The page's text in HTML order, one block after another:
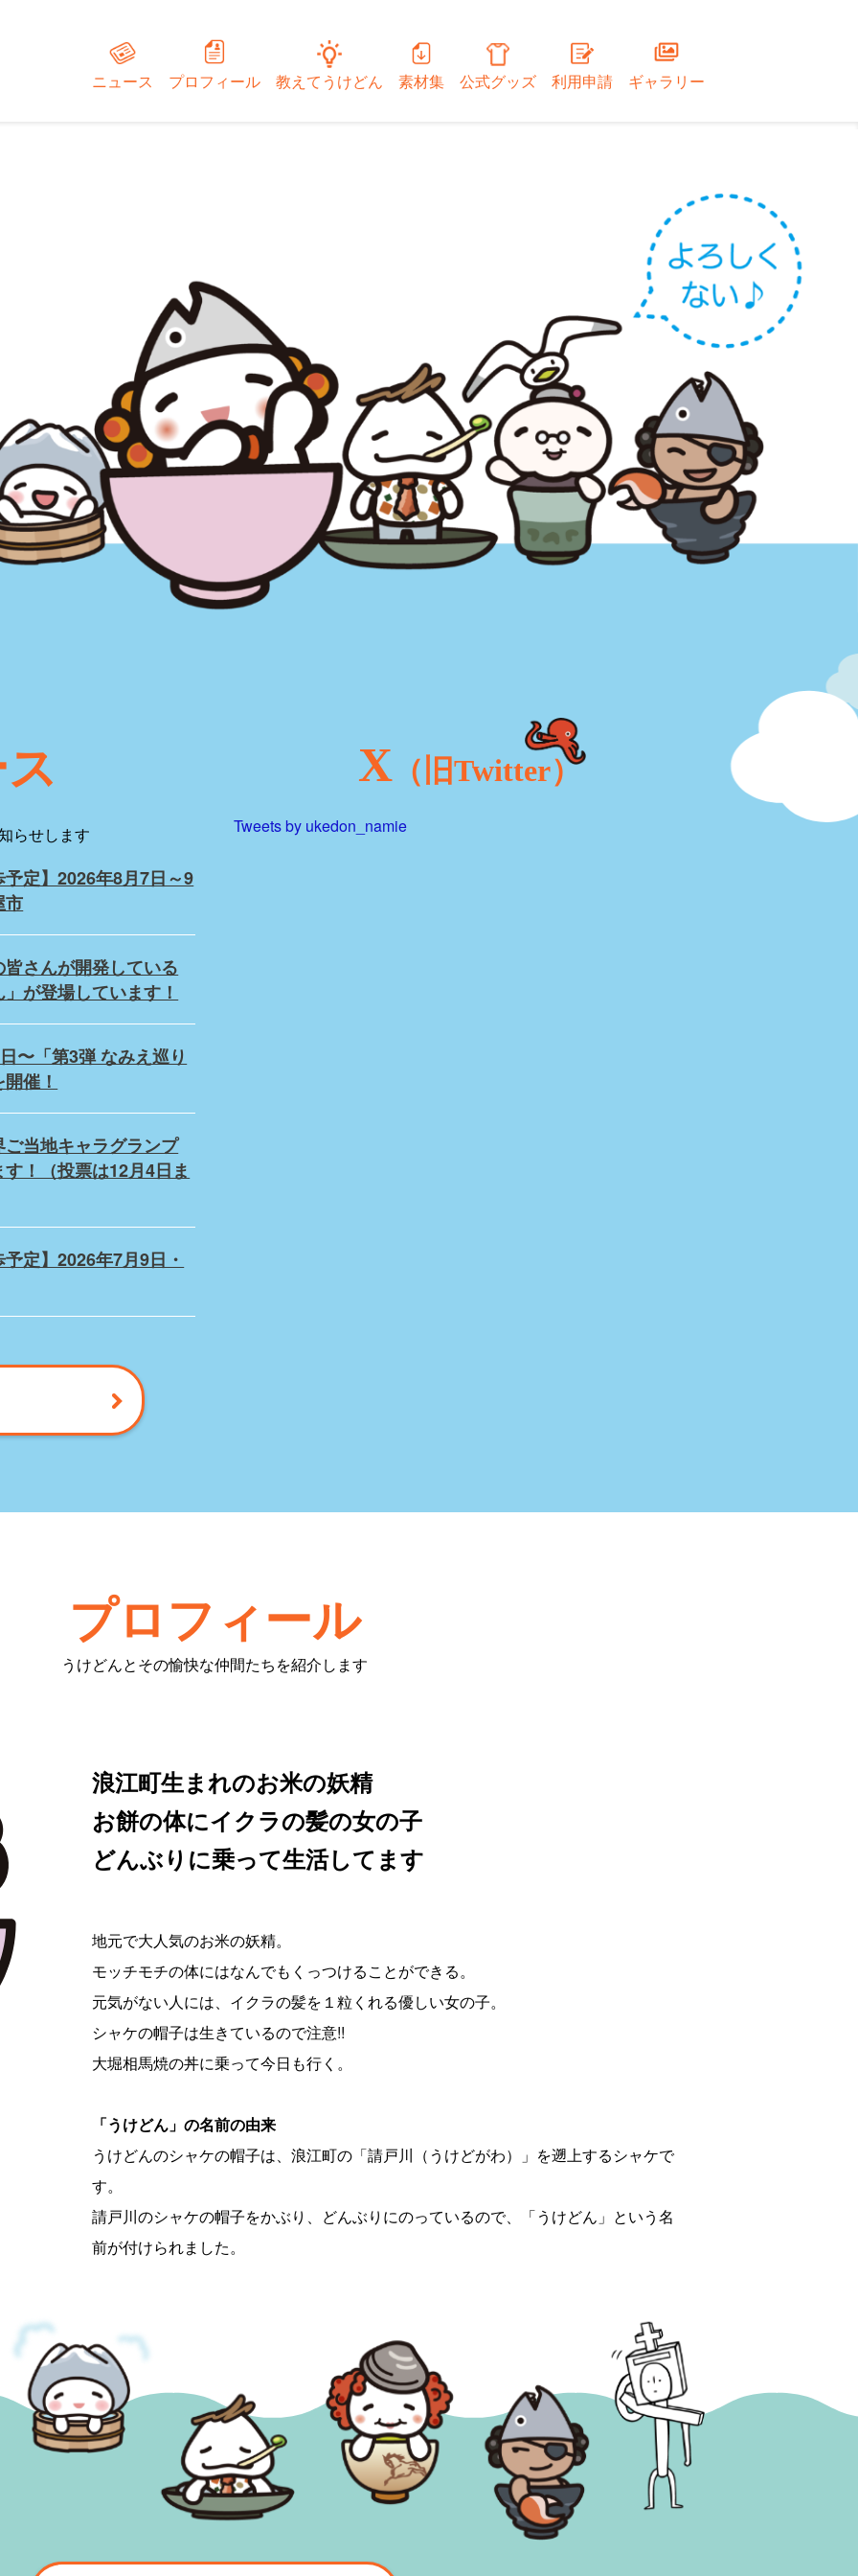
ニュース プロフィール 教えてうけどん 素材集 公式グッズ 利用申請 ギャラリー
らせします
定】2026年8月7日～9
さんが開発している
が登場しています！
〜「第3弾 なみえ巡り
催！
当地キャラグランプ
！（投票は12月4日ま
定】2026年7月9日・
X（旧Twitter）
Tweets by ukedon_namie
プロフィール
うけどんとその愉快な仲間たちを紹介します
浪江町生まれのお米の妖精
お餅の体にイクラの髪の女の子
どんぶりに乗って生活してます
地元で大人気のお米の妖精。
モッチモチの体にはなんでもくっつけることができる。
元気がない人には、イクラの髪を１粒くれる優しい女の子。
シャケの帽子は生きているので注意!!
大堀相馬焼の丼に乗って今日も行く。
「うけどん」の名前の由来
うけどんのシャケの帽子は、浪江町の「請戸川（うけどがわ）」を遡上するシャケで
す。
請戸川のシャケの帽子をかぶり、どんぶりにのっているので、「うけどん」という名
前が付けられました。